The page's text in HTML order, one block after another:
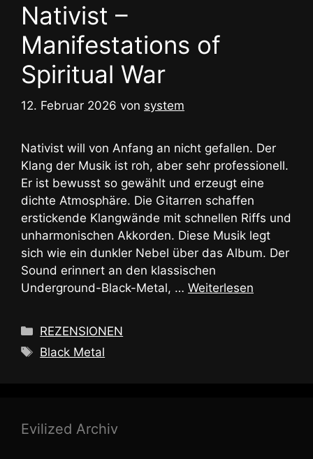
Nativist –
Manifestations of
Spiritual War
12. Februar 2026 von system
Nativist will von Anfang an nicht gefallen. Der
Klang der Musik ist roh, aber sehr professionell.
Er ist bewusst so gewählt und erzeugt eine
dichte Atmosphäre. Die Gitarren schaffen
erstickende Klangwände mit schnellen Riffs und
unharmonischen Akkorden. Diese Musik legt
sich wie ein dunkler Nebel über das Album. Der
Sound erinnert an den klassischen
Underground-Black-Metal, … Weiterlesen
Kategorien
REZENSIONEN
Schlagwörter
Black Metal
Evilized Archiv